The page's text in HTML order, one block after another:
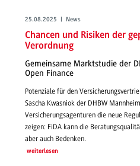
25.08.2025 | News
Chancen und Risiken der
Verordnung
Gemeinsame Marktstudie der
Open Finance
Potenziale für den
Sascha Kwasniok der DHBW
Versicherungsagenturen die neue
zeigen: FiDA kann die
aber auch Bedenken.
weiterlesen